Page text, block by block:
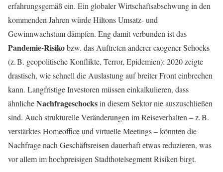
erfahrungsgemäß ein. Ein globaler Wirtschaftsabschwung in den
kommenden Jahren würde Hiltons Umsatz- und
Gewinnwachstum dämpfen. Eng damit verbunden ist das
Pandemie-Risikobzw. das Auftreten anderer exogener Schocks
(z. B. geopolitische Konflikte, Terror, Epidemien): 2020 zeigte
drastisch, wie schnell die Auslastung auf breiter Front einbrechen
kann. Langfristige Investoren müssen einkalkulieren, dass
ähnlicheNachfrageschocksin diesem Sektor nie auszuschließen
sind. Auch strukturelle Veränderungen im Reiseverhalten – z. B.
verstärktes Homeoffice und virtuelle Meetings – könnten die
Nachfrage nach Geschäftsreisen dauerhaft etwas reduzieren, was
vor allem im hochpreisigen Stadthotelsegment Risiken birgt.